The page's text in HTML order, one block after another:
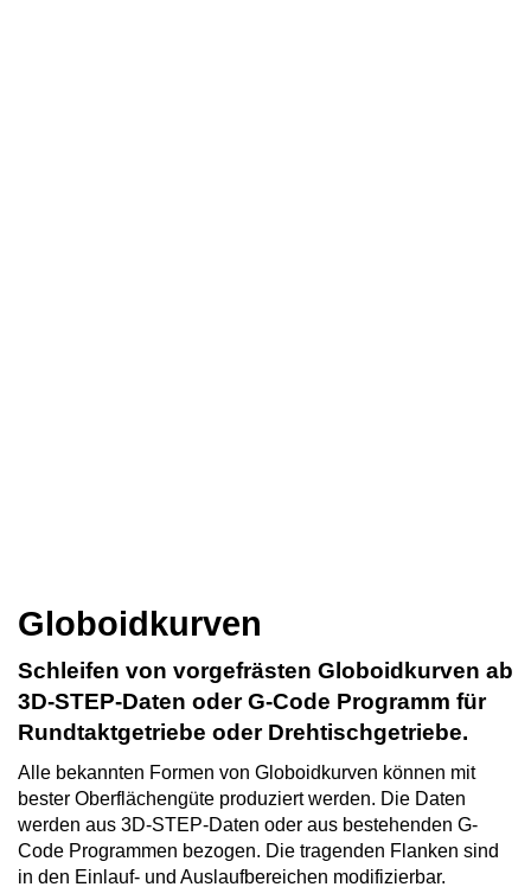
Globoidkurven
Schleifen von vorgefrästen Globoidkurven ab
3D-STEP-Daten oder G-Code Programm für
Rundtaktgetriebe oder Drehtischgetriebe.
Alle bekannten Formen von Globoidkurven können mit
bester Oberflächengüte produziert werden. Die Daten
werden aus 3D-STEP-Daten oder aus bestehenden G-
Code Programmen bezogen. Die tragenden Flanken sind
in den Einlauf- und Auslaufbereichen modifizierbar.